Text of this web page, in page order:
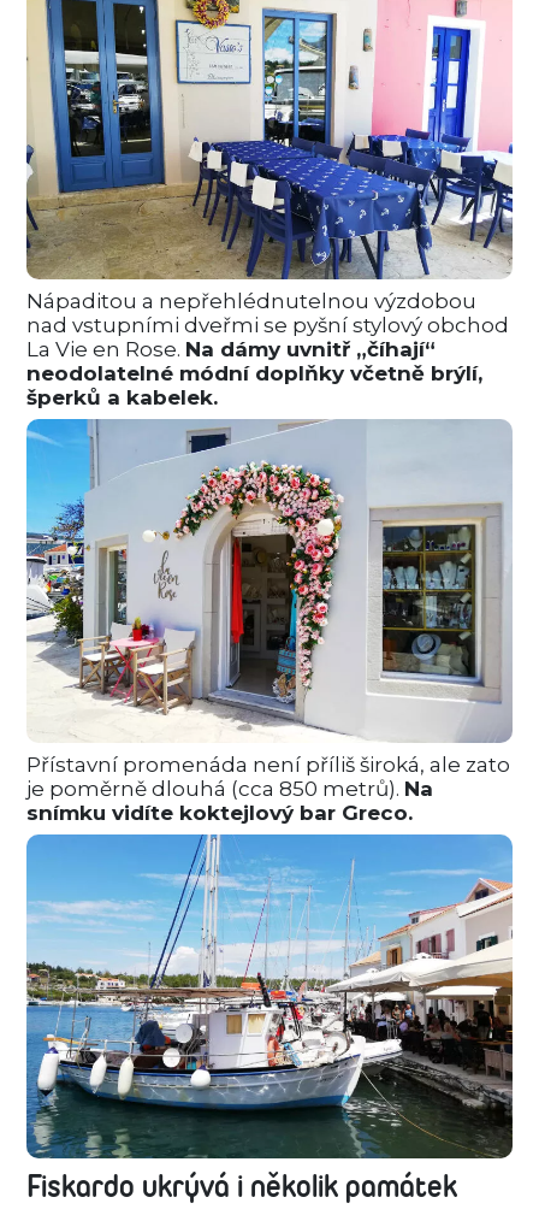
Nápaditou a nepřehlédnutelnou výzdobou
nad vstupními dveřmi se pyšní stylový obchod
La Vie en Rose. Na dámy uvnitř „číhají“
neodolatelné módní doplňky včetně brýlí,
šperků a kabelek.
Přístavní promenáda není příliš široká, ale zato
je poměrně dlouhá (cca 850 metrů). Na
snímku vidíte koktejlový bar Greco.
Fiskardo ukrývá i několik památek